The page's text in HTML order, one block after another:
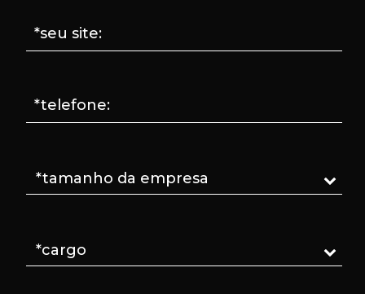
*seu site:
*telefone: